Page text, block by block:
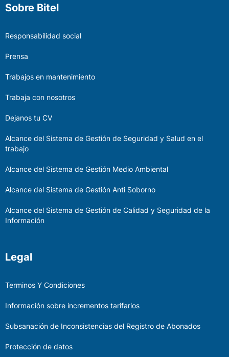
Sobre Bitel
Responsabilidad social
Prensa
Trabajos en mantenimiento
Trabaja con nosotros
Dejanos tu CV
Alcance del Sistema de Gestión de Seguridad y Salud en el
trabajo
Alcance del Sistema de Gestión Medio Ambiental
Alcance del Sistema de Gestión Anti Soborno
Alcance del Sistema de Gestión de Calidad y Seguridad de la
Información
Legal
Terminos Y Condiciones
Información sobre incrementos tarifarios
Subsanación de Inconsistencias del Registro de Abonados
Protección de datos